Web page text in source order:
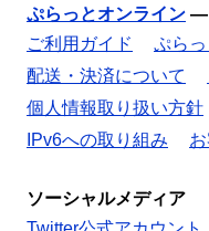
ぷらっとオンライン —
ご利用ガイド
ぷら
配送・決済について
個人情報取り扱い方針
IPv6への取り組み
ソーシャルメディア